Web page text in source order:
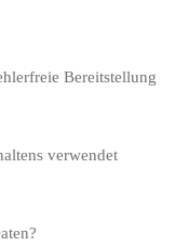
Bereitstellung
verwendet